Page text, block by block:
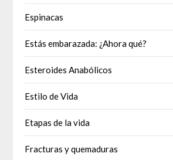
Espinacas
Estás embarazada: ¿Ahora qué?
Esteroides Anabólicos
Estilo de Vida
Etapas de la vida
Fracturas y quemaduras